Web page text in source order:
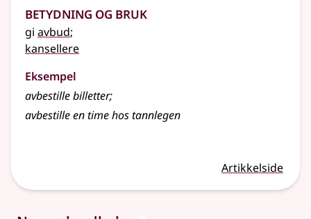
Betydning og bruk
gi avbud;
kansellere
Eksempel
avbestillebilletter;
avbestilleen time hos tannlegen
Artikkelside